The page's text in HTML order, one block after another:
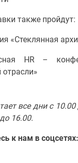
также пройдут:
«Стеклянная
HR –
отрасли»
все дни с
16.00.
к нам в соцсетях: